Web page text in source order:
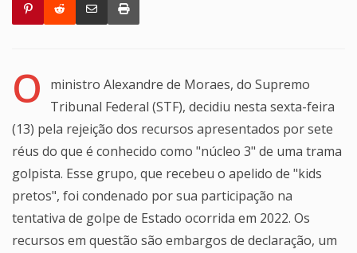
O
ministro Alexandre de Moraes, do Supremo
Tribunal Federal (STF), decidiu nesta sexta-feira
(13) pela rejeição dos recursos apresentados por sete
réus do que é conhecido como "núcleo 3" de uma trama
golpista. Esse grupo, que recebeu o apelido de "kids
pretos", foi condenado por sua participação na
tentativa de golpe de Estado ocorrida em 2022. Os
recursos em questão são embargos de declaração, um